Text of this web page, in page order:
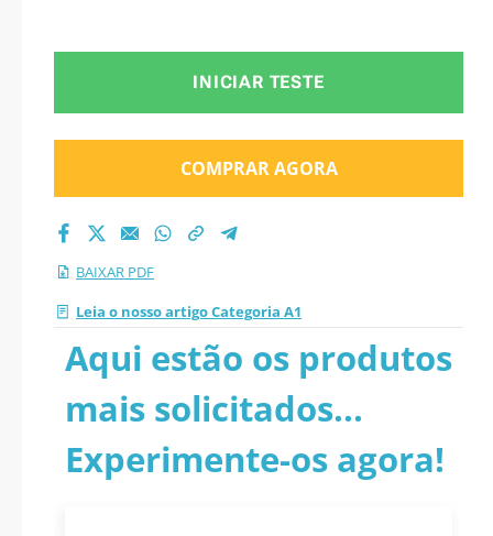
INICIAR TESTE
COMPRAR AGORA
BAIXAR PDF
Leia o nosso artigo Categoria A1
Aqui estão os produtos
mais solicitados...
Experimente-os agora!